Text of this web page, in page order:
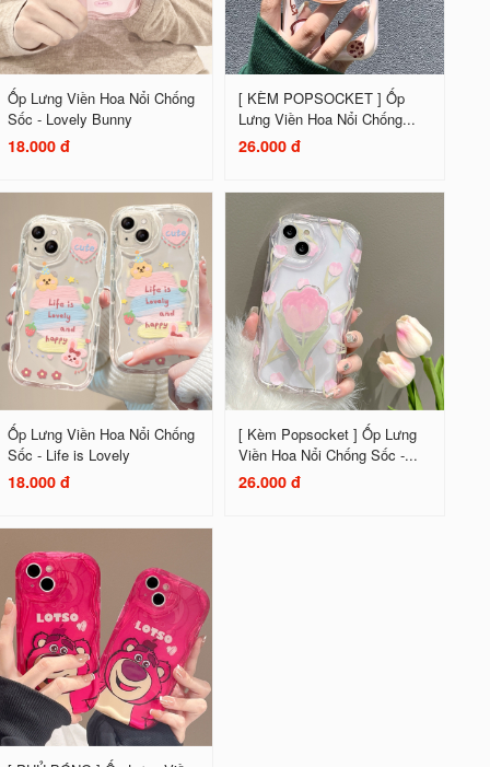
Ốp Lưng Viền Hoa Nổi Chống
Sốc - Lovely Bunny
18.000 đ
[ KÈM POPSOCKET ] Ốp
Lưng Viền Hoa Nổi Chống...
26.000 đ
Ốp Lưng Viền Hoa Nổi Chống
Sốc - Life is Lovely
18.000 đ
[ Kèm Popsocket ] Ốp Lưng
Viền Hoa Nổi Chống Sốc -...
26.000 đ